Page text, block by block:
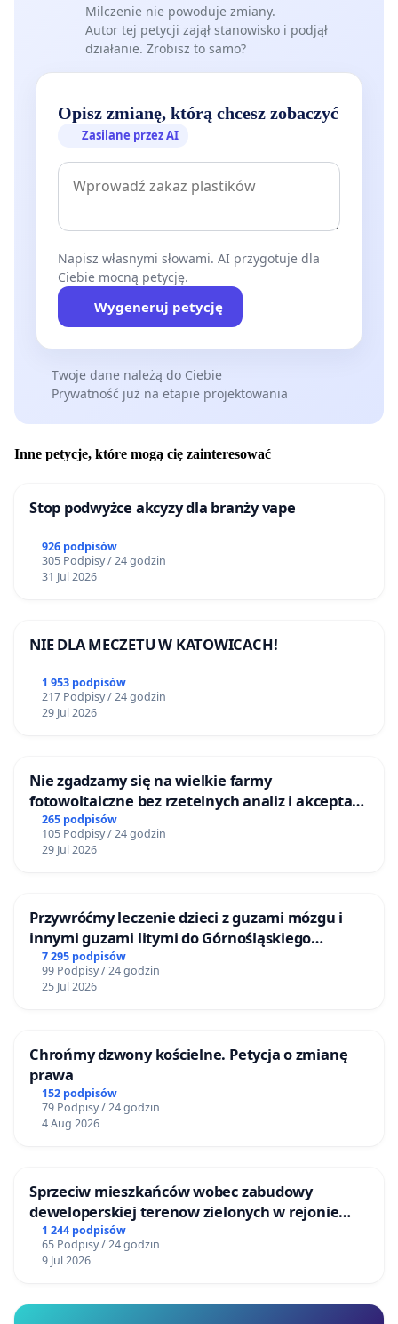
Milczenie nie powoduje zmiany.
Autor tej petycji zajął stanowisko i podjął
działanie. Zrobisz to samo?
Opisz zmianę, którą chcesz zobaczyć
Zasilane przez AI
Napisz własnymi słowami. AI przygotuje dla
Ciebie mocną petycję.
Wygeneruj petycję
Twoje dane należą do Ciebie
Prywatność już na etapie projektowania
Inne petycje, które mogą cię zainteresować
Stop podwyżce akcyzy dla branży vape
926 podpisów
305 Podpisy / 24 godzin
31 Jul 2026
NIE DLA MECZETU W KATOWICACH!
1 953 podpisów
217 Podpisy / 24 godzin
29 Jul 2026
Nie zgadzamy się na wielkie farmy
fotowoltaiczne bez rzetelnych analiz i akceptacji
mieszkańców
265 podpisów
105 Podpisy / 24 godzin
29 Jul 2026
Przywróćmy leczenie dzieci z guzami mózgu i
innymi guzami litymi do Górnośląskiego
Centrum Zdrowia Dziecka w Katowicach
7 295 podpisów
99 Podpisy / 24 godzin
25 Jul 2026
Chrońmy dzwony kościelne. Petycja o zmianę
prawa
152 podpisów
79 Podpisy / 24 godzin
4 Aug 2026
Sprzeciw mieszkańców wobec zabudowy
deweloperskiej terenow zielonych w rejonie
Bulwarów Straceńskich w Bielsku-Białej
1 244 podpisów
65 Podpisy / 24 godzin
9 Jul 2026